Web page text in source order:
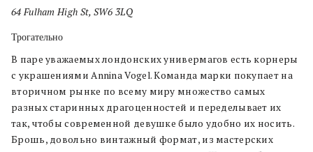
64 Fulham High St, SW6 3LQ
Трогательно
В паре уважаемых лондонских универмагов есть корнеры
с украшениями Annina Vogel. Команда марки покупает на
вторичном рынке по всему миру множество самых
разных старинных драгоценностей и переделывает их
так, чтобы современной девушке было удобно их носить.
Брошь, довольно винтажный формат, из мастерских